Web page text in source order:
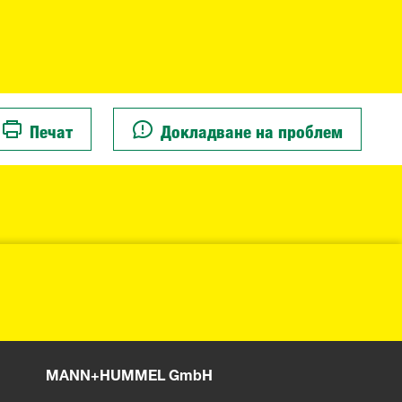
Печат Докладване на проблем
MANN+HUMMEL GmbH